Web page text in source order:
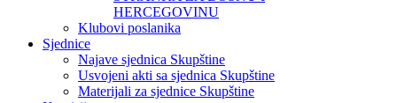
HERCEGOVINU
Klubovi poslanika
Sjednice
Najave sjednica Skupštine
Usvojeni akti sa sjednica Skupštine
Materijali za sjednice Skupštine